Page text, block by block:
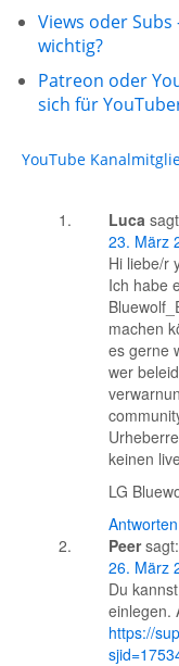
Views oder
wichtig?
Patreon oder
sich für
YouTube
Luca
23. März
Hi liebe/r
Ich habe
machen
es gerne
wer
keinen
LG
Antworten
Peer sagt:
26. März
Du
einlegen.
https://